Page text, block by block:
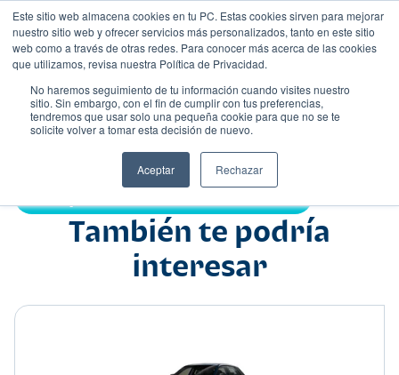
Este sitio web almacena cookies en tu PC. Estas cookies sirven para mejorar
nuestro sitio web y ofrecer servicios más personalizados, tanto en este sitio
web como a través de otras redes. Para conocer más acerca de las cookies
que utilizamos, revisa nuestra Política de Privacidad.
No haremos seguimiento de tu información cuando visites nuestro
sitio. Sin embargo, con el fin de cumplir con tus preferencias,
tendremos que usar solo una pequeña cookie para que no se te
solicite volver a tomar esta decisión de nuevo.
Aceptar Rechazar
Nombre
También te podría
interesar